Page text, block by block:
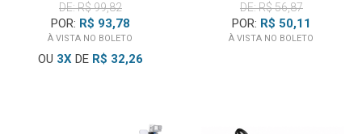
DE: R$ 99,82
POR: R$ 93,78
À VISTA NO BOLETO
OU 3XDE R$ 32,26
DE: R$ 56,87
POR: R$ 50,11
À VISTA NO BOLETO